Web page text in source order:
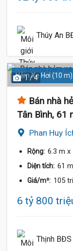
Thúy An
Hẻm Xe Hơi (10 m)
1 / 4
Bán nhà
Tân Bình, 61
Phan Huy
Rộng: 6.3 m x
Diện tích: 61
Giá/m²: 105
6 tỷ 800
Thịnh BĐS